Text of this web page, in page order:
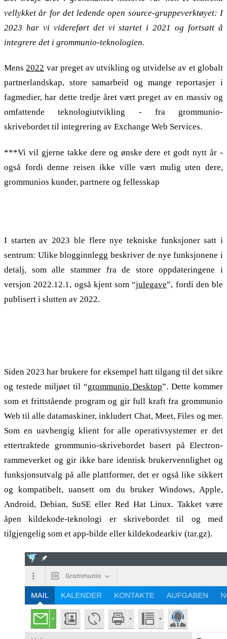
vellykket år for det ledende open source-gruppeverktøyet: I
2023 har vi videreført det vi startet i 2021 og fortsatt å
integrere det i grommunio-teknologien.
Mens2022 var preget av utvikling og utvidelse av et globalt
partnerlandskap, store samarbeid og mange reportasjer i
fagmedier, har dette tredje året vært preget av en massiv og
omfattende teknologiutvikling - fra grommunio-
skrivebordet til integrering av Exchange Web Services.
***Vi vil gjerne takke dere og ønske dere et godt nytt år -
også fordi denne reisen ikke ville vært mulig uten dere,
grommunios kunder, partnere og fellesskap
I starten av 2023 ble flere nye tekniske funksjoner satt i
sentrum: Ulike blogginnlegg beskriver de nye funksjonene i
detalj, som alle stammer fra de store oppdateringene i
versjon 2022.12.1, også kjent som “julegave”, fordi den ble
publisert i slutten av 2022.
Siden 2023 har brukere for eksempel hatt tilgang til det sikre
og testede miljøet til “grommunio Desktop”. Dette kommer
som et frittstående program og gir full kraft fra grommunio
Web til alle datamaskiner, inkludert Chat, Meet, Files og mer.
Som en uavhengig klient for alle operativsystemer er det
ettertraktede grommunio-skrivebordet basert på Electron-
rammeverket og gir ikke bare identisk brukervennlighet og
funksjonsutvalg på alle plattformer, det er også like sikkert
og kompatibelt, uansett om du bruker Windows, Apple,
Android, Debian, SuSE eller Red Hat Linux. Takket være
åpen kildekode-teknologi er skrivebordet til og med
tilgjengelig som et app-bilde eller kildekodearkiv (tar.gz).